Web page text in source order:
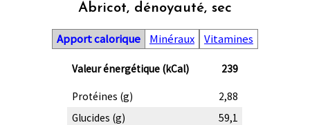
Abricot, dénoyauté, sec
Apport calorique Minéraux Vitamines
Valeur énergétique (kCal) 239
Protéines (g)
2,88
Glucides (g)
59,1